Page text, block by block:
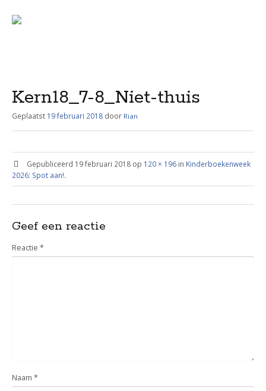
Kern18_7-8_Niet-thuis
Geplaatst 19 februari 2018 door Rian
Gepubliceerd 19 februari 2018op 120 × 196in Kinderboekenweek
2026: Spot aan!.
Geef een reactie
Reactie *
Naam *